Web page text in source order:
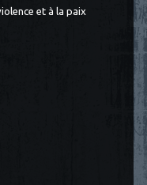
et à la paix